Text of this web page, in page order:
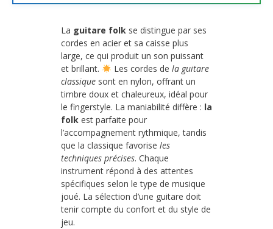
La guitare folk se distingue par ses
cordes en acier et sa caisse plus
large, ce qui produit un son puissant
et brillant.
Les cordes de la guitare
classique sont en nylon, offrant un
timbre doux et chaleureux, idéal pour
le fingerstyle. La maniabilité diffère : la
folk est parfaite pour
l’accompagnement rythmique, tandis
que la classique favorise les
techniques précises. Chaque
instrument répond à des attentes
spécifiques selon le type de musique
joué. La sélection d’une guitare doit
tenir compte du confort et du style de
jeu.